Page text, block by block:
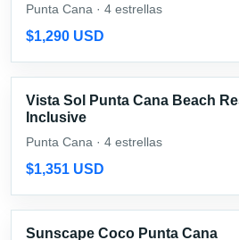
Punta Cana · 4 estrellas
$1,290 USD
Vista Sol Punta Cana Beach
Inclusive
Punta Cana · 4 estrellas
$1,351 USD
Sunscape Coco Punta Cana